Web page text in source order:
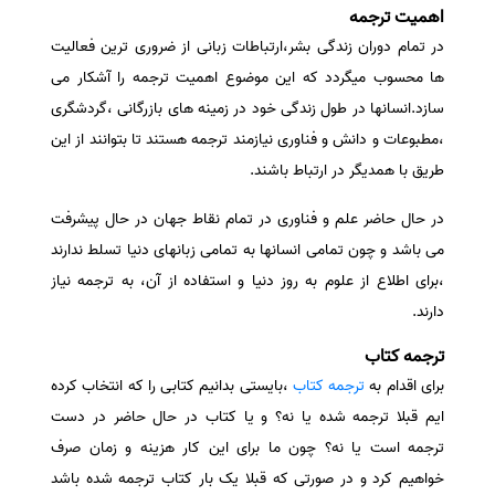
اهمیت ترجمه
در تمام دوران زندگی بشر،ارتباطات زبانی از ضروری ترین فعالیت
ها محسوب میگردد که این موضوع اهمیت ترجمه را آشکار می
سازد.انسانها در طول زندگی خود در زمینه های بازرگانی ،گردشگری
،مطبوعات و دانش و فناوری نیازمند ترجمه هستند تا بتوانند از این
طریق با همدیگر در ارتباط باشند.
در حال حاضر علم و فناوری در تمام نقاط جهان در حال پیشرفت
می باشد و چون تمامی انسانها به تمامی زبانهای دنیا تسلط ندارند
،برای اطلاع از علوم به روز دنیا و استفاده از آن، به ترجمه نیاز
دارند.
ترجمه کتاب
برای اقدام به ترجمه کتاب ،بایستی بدانیم کتابی را که انتخاب کرده
ایم قبلا ترجمه شده یا نه؟ و یا کتاب در حال حاضر در دست
ترجمه است یا نه؟ چون ما برای این کار هزینه و زمان صرف
خواهیم کرد و در صورتی که قبلا یک بار کتاب ترجمه شده باشد